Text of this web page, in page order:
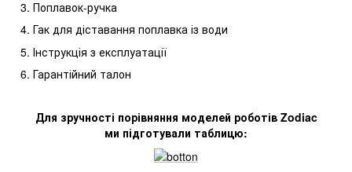
Поплавок-ручка
Гак для діставання поплавка із води
Інструкція з експлуатації
Гарантійний талон
Для зручності порівняння моделей роботів Zodiac
ми підготували таблицю: